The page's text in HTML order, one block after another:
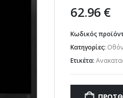
62.96 €
Κωδικός
Κατηγορίες:
Ετικέτα: